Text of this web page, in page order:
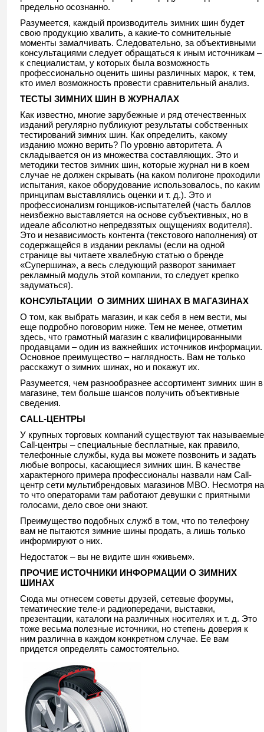
предельно осознанно.
Разумеется, каждый производитель зимних шин будет
свою продукцию хвалить, а какие-то сомнительные
моменты замалчивать. Следовательно, за объективными
консультациями следует обращаться к иным источникам –
к специалистам, у которых была возможность
профессионально оценить шины различных марок, к тем,
кто имел возможность провести сравнительный анализ.
ТЕСТЫ ЗИМНИХ ШИН В ЖУРНАЛАХ
Как известно, многие зарубежные и ряд отечественных
изданий регулярно публикуют результаты собственных
тестирований зимних шин. Как определить, какому
изданию можно верить? По уровню авторитета. А
складывается он из множества составляющих. Это и
методики тестов зимних шин, которые журнал ни в коем
случае не должен скрывать (на каком полигоне проходили
испытания, какое оборудование использовалось, по каким
принципам выставлялись оценки и т. д.). Это и
профессионализм гонщиков-испытателей (часть баллов
неизбежно выставляется на основе субъективных, но в
идеале абсолютно непредвзятых ощущениях водителя).
Это и независимость контента (текстового наполнения) от
содержащейся в издании рекламы (если на одной
странице вы читаете хвалебную статью о бренде
«Супершина», а весь следующий разворот занимает
рекламный модуль этой компании, то следует крепко
задуматься).
КОНСУЛЬТАЦИИ О ЗИМНИХ ШИНАХ В МАГАЗИНАХ
О том, как выбрать магазин, и как себя в нем вести, мы
еще подробно поговорим ниже. Тем не менее, отметим
здесь, что грамотный магазин с квалифицированными
продавцами – один из важнейших источников информации.
Основное преимущество – наглядность. Вам не только
расскажут о зимних шинах, но и покажут их.
Разумеется, чем разнообразнее ассортимент зимних шин в
магазине, тем больше шансов получить объективные
сведения.
CALL-ЦЕНТРЫ
У крупных торговых компаний существуют так называемые
Call-центры – специальные бесплатные, как правило,
телефонные службы, куда вы можете позвонить и задать
любые вопросы, касающиеся зимних шин. В качестве
характерного примера профессионалы назвали нам Call-
центр сети мультибрендовых магазинов МВО. Несмотря на
то что операторами там работают девушки с приятными
голосами, дело свое они знают.
Преимущество подобных служб в том, что по телефону
вам не пытаются зимние шины продать, а лишь только
информируют о них.
Недостаток – вы не видите шин «живьем».
ПРОЧИЕ ИСТОЧНИКИ ИНФОРМАЦИИ О ЗИМНИХ
ШИНАХ
Сюда мы отнесем советы друзей, сетевые форумы,
тематические теле-и радиопередачи, выставки,
презентации, каталоги на различных носителях и т. д. Это
тоже весьма полезные источники, но степень доверия к
ним различна в каждом конкретном случае. Ее вам
придется определять самостоятельно.